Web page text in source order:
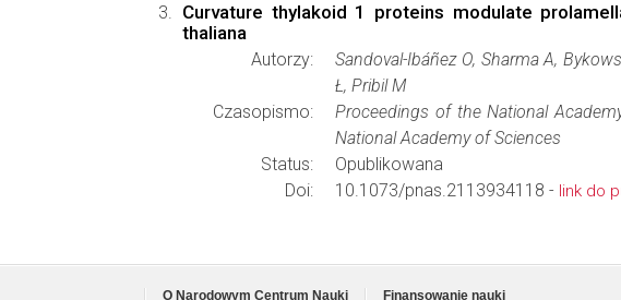
Curvature thylakoid 1 proteins modulate
thaliana
Autorzy:
Sandoval-Ibáñez O, Sharma A,
Ł, Pribil M
Czasopismo:
Proceedings of the National
National Academy of Sciences
Status:
Opublikowana
Doi:
10.1073/pnas.2113934118 - link do
O Narodowym Centrum Nauki Finansowanie nauki